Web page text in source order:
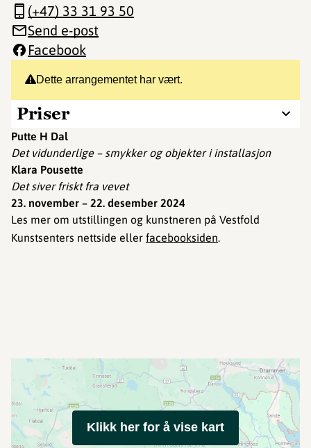
Dette arrangementet har vært.
Priser
Putte H Dal
Det vidunderlige – smykker og objekter i installasjon
Klara Pousette
Det siver friskt fra vevet
23. november – 22. desember 2024
Les mer om utstillingen og kunstneren på Vestfold
Kunstsenters nettside eller facebooksiden.
(+47) 33 31 93 50
Send e-post
Facebook
Klikk her for å vise kart